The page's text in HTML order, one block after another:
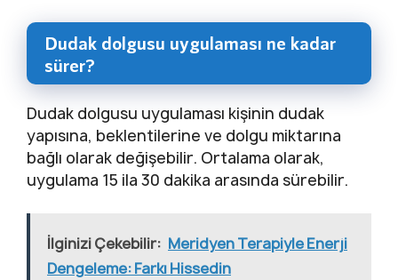
Dudak dolgusu uygulaması ne kadar
sürer?
Dudak dolgusu uygulaması kişinin dudak
yapısına, beklentilerine ve dolgu miktarına
bağlı olarak değişebilir. Ortalama olarak,
uygulama 15 ila 30 dakika arasında sürebilir.
İlginizi Çekebilir: Meridyen Terapiyle Enerji
Dengeleme: Farkı Hissedin